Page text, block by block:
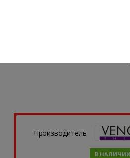
Производитель:
В НАЛИЧИИ